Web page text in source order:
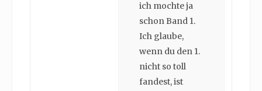
ich mochte ja
schon Band 1.
Ich glaube,
wenn du den 1.
nicht so toll
fandest, ist